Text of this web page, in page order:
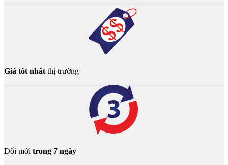
Giá tốt nhất thị trường
Đổi mới trong 7 ngày